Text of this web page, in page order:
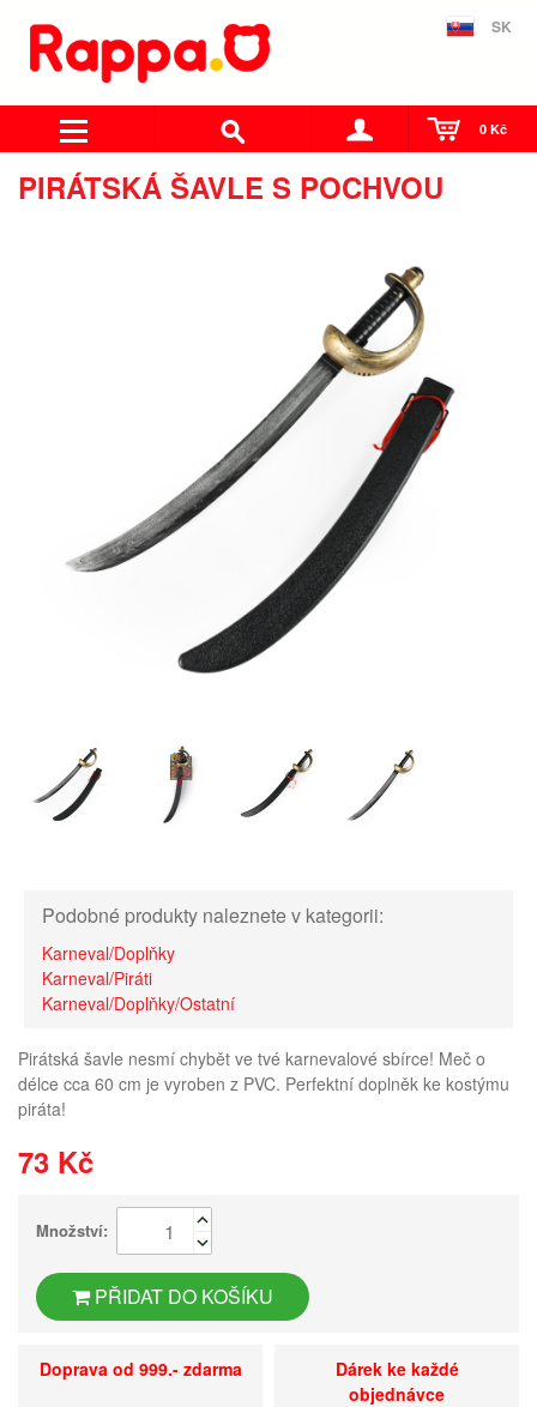
SK
0 Kč
PIRÁTSKÁ ŠAVLE S POCHVOU
Podobné produkty naleznete v kategorii:
Karneval/Doplňky
Karneval/Piráti
Karneval/Doplňky/Ostatní
Pirátská šavle nesmí chybět ve tvé karnevalové sbírce! Meč o
délce cca 60 cm je vyroben z PVC. Perfektní doplněk ke kostýmu
piráta!
73 Kč
Množství:
PŘIDAT DO KOŠÍKU
Doprava od 999.- zdarma
Dárek ke každé
objednávce